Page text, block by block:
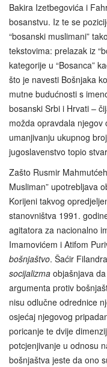
Bakira Izetbegovića i
bosanstvu. Iz te se
“bosanski muslimani”
tekstovima: prelazak iz
kategorije u “Bosanca”
što je navesti Bošnjaka
mutne budućnosti s
bosanski Srbi i Hrvati –
možda opravdala njegov
umanjivanju ukupnog
jugoslavenstvo topio
Zašto Rusmir
Musliman” upotrebljava
Korijeni takvog
stanovništva 1991.
agitatora za nacionalno
Imamovićem i Atifom
bošnjaštvo. Šaćir
socijalizma objašnjava
argumenta protiv
nisu odlučne odrednice
osjećaj njegovog
poricanje te dvije
potcjenjivanje u odnosu
bošnjaštva jeste da ono